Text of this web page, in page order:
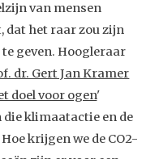
van mensen
dat het raar zou zijn
geven. Hoogleraar
dr. Gert Jan Kramer
doel voor ogen'
klimaatactie en de
krijgen we de CO2-